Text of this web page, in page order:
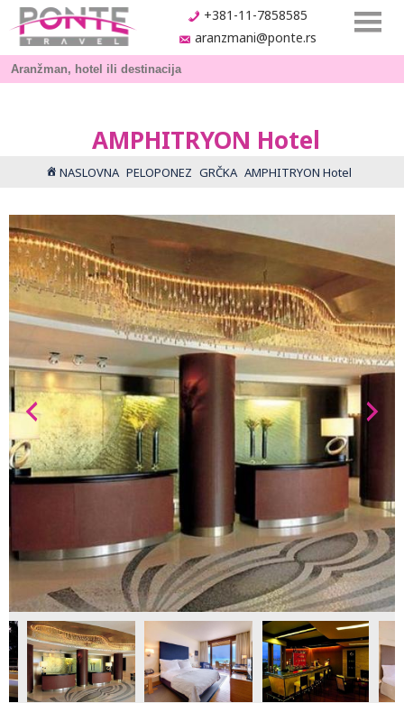
+381-11-7858585
aranzmani@ponte.rs
AMPHITRYON Hotel
NASLOVNA PELOPONEZ GRČKA AMPHITRYON Hotel